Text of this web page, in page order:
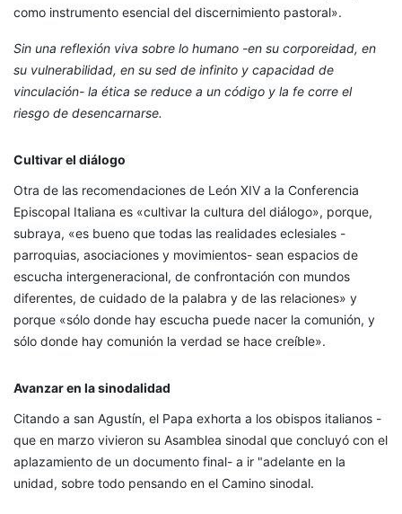
como instrumento esencial del discernimiento pastoral».
Sin una reflexión viva sobre lo humano -en su corporeidad, en
su vulnerabilidad, en su sed de infinito y capacidad de
vinculación- la ética se reduce a un código y la fe corre el
riesgo de desencarnarse.
Cultivar el diálogo
Otra de las recomendaciones de León XIV a la Conferencia
Episcopal Italiana es «cultivar la cultura del diálogo», porque,
subraya, «es bueno que todas las realidades eclesiales -
parroquias, asociaciones y movimientos- sean espacios de
escucha intergeneracional, de confrontación con mundos
diferentes, de cuidado de la palabra y de las relaciones» y
porque «sólo donde hay escucha puede nacer la comunión, y
sólo donde hay comunión la verdad se hace creíble».
Avanzar en la sinodalidad
Citando a san Agustín, el Papa exhorta a los obispos italianos -
que en marzo vivieron su Asamblea sinodal que concluyó con el
aplazamiento de un documento final- a ir "adelante en la
unidad, sobre todo pensando en el Camino sinodal.